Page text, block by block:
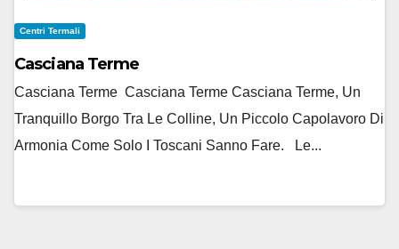
Centri Termali
Casciana Terme
Casciana Terme Casciana Terme Casciana Terme, Un
Tranquillo Borgo Tra Le Colline, Un Piccolo Capolavoro Di
Armonia Come Solo I Toscani Sanno Fare. Le...